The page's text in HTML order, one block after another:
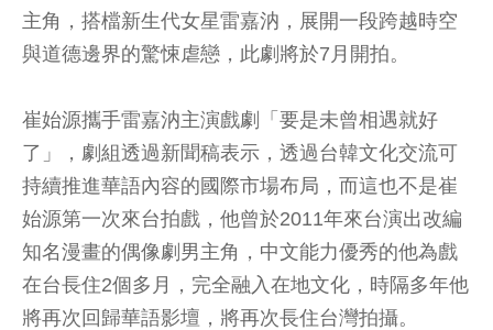
主角，搭檔新生代女星雷嘉汭，展開一段跨越時空
與道德邊界的驚悚虐戀，此劇將於7月開拍。
崔始源攜手雷嘉汭主演戲劇「要是未曾相遇就好
了」，劇組透過新聞稿表示，透過台韓文化交流可
持續推進華語內容的國際市場布局，而這也不是崔
始源第一次來台拍戲，他曾於2011年來台演出改編
知名漫畫的偶像劇男主角，中文能力優秀的他為戲
在台長住2個多月，完全融入在地文化，時隔多年他
將再次回歸華語影壇，將再次長住台灣拍攝。